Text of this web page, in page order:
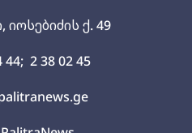
ქ. 49
44; 2 38 02 45